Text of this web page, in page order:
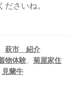
さいね。
萩市 紹介
物体験、 菊屋家住
見蘭牛